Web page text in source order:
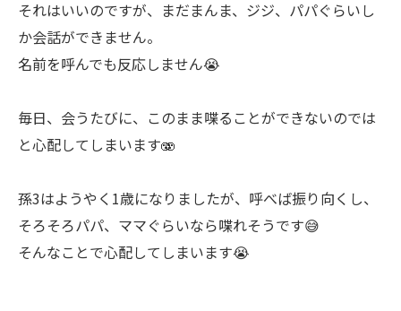
それはいいのですが、まだまんま、ジジ、パパぐらいし
か会話ができません。
名前を呼んでも反応しません😭
毎日、会うたびに、このまま喋ることができないのでは
と心配してしまいます🫨
孫3はようやく1歳になりましたが、呼べば振り向くし、
そろそろパパ、ママぐらいなら喋れそうです😅
そんなことで心配してしまいます😭